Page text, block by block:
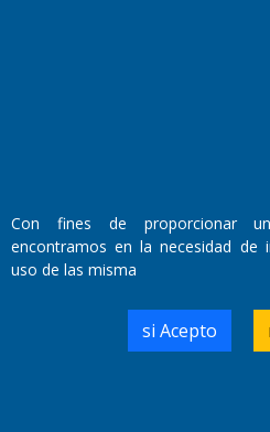
Domicilio Legal: José Ingenieros 855,
Número de Registro DNDA:
RL-2019-55551274-APN-DNDA#MJ
Con fines de proporcionar
encontramos en la necesidad de
uso de las misma
si Acepto